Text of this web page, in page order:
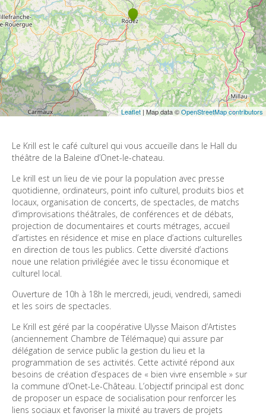
Leaflet | Map data ©OpenStreetMap contributors
Le Krill est le café culturel qui vous accueille dans le Hall du
Le krill est un lieu de vie pour la population avec presse
quotidienne, ordinateurs, point info culturel, produits bios et
locaux, organisation de concerts, de spectacles, de matchs
d’improvisations théâtrales, de conférences et de débats,
projection de documentaires et courts métrages, accueil
d’artistes en résidence et mise en place d’actions culturelles
en direction de tous les publics. Cette diversité d’actions
noue une relation privilégiée avec le tissu économique et
Ouverture de 10h à 18h le mercredi, jeudi, vendredi, samedi
Le Krill est géré par la coopérative Ulysse Maison d’Artistes
(anciennement Chambre de Télémaque) qui assure par
délégation de service public la gestion du lieu et la
programmation de ses activités. Cette activité répond aux
besoins de création d’espaces de « bien vivre ensemble » sur
la commune d’Onet-Le-Château. L’objectif principal est donc
de proposer un espace de socialisation pour renforcer les
liens sociaux et favoriser la mixité au travers de projets